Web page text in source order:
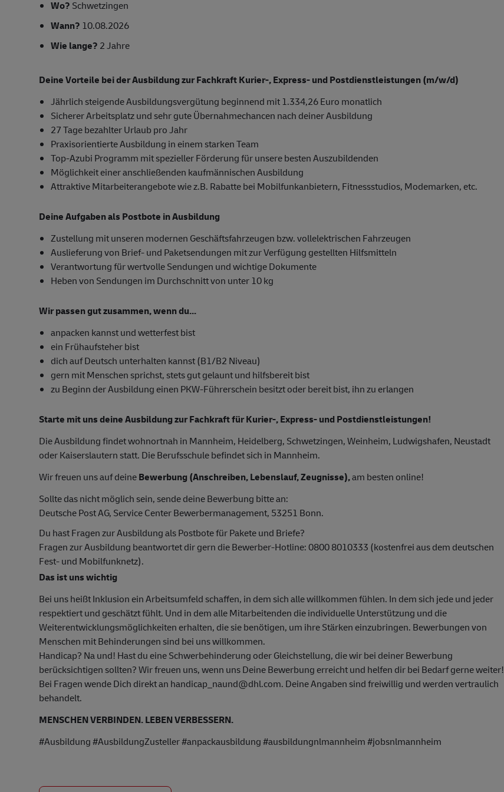
Wo? Schwetzingen
Wann? 10.08.2026
Wie lange? 2 Jahre
Deine Vorteile bei der Ausbildung zur Fachkraft Kurier-, Express- und Postdienstleistungen (m/w/d)
Jährlich steigende Ausbildungsvergütung beginnend mit 1.334,26 Euro monatlich
Sicherer Arbeitsplatz und sehr gute Übernahmechancen nach deiner Ausbildung
27 Tage bezahlter Urlaub pro Jahr
Praxisorientierte Ausbildung in einem starken Team
Top-Azubi Programm mit spezieller Förderung für unsere besten Auszubildenden
Möglichkeit einer anschließenden kaufmännischen Ausbildung
Attraktive Mitarbeiterangebote wie z.B. Rabatte bei Mobilfunkanbietern, Fitnessstudios, Modemarken, etc.
Deine Aufgaben als Postbote in Ausbildung
Zustellung mit unseren modernen Geschäftsfahrzeugen bzw. vollelektrischen Fahrzeugen
Auslieferung von Brief- und Paketsendungen mit zur Verfügung gestellten Hilfsmitteln
Verantwortung für wertvolle Sendungen und wichtige Dokumente
Heben von Sendungen im Durchschnitt von unter 10 kg
Wir passen gut zusammen, wenn du...
anpacken kannst und wetterfest bist
ein Frühaufsteher bist
dich auf Deutsch unterhalten kannst (B1/B2 Niveau)
gern mit Menschen sprichst, stets gut gelaunt und hilfsbereit bist
zu Beginn der Ausbildung einen PKW-Führerschein besitzt oder bereit bist, ihn zu erlangen
Starte mit uns deine Ausbildung zur Fachkraft für Kurier-, Express- und Postdienstleistungen!
Die Ausbildung findet wohnortnah in Mannheim, Heidelberg, Schwetzingen, Weinheim, Ludwigshafen, Neustadt
oder Kaiserslautern statt. Die Berufsschule befindet sich in Mannheim.
Wir freuen uns auf deineBewerbung (Anschreiben, Lebenslauf, Zeugnisse),am besten online!
Sollte das nicht möglich sein, sende deine Bewerbung bitte an:
Deutsche Post AG, Service Center Bewerbermanagement, 53251 Bonn.
Du hast Fragen zur Ausbildung als Postbote für Pakete und Briefe?
Fragen zur Ausbildung beantwortet dir gern die Bewerber-Hotline: 0800 8010333 (kostenfrei aus dem deutschen
Fest- und Mobilfunknetz).
Das ist uns wichtig
Bei uns heißt Inklusion ein Arbeitsumfeld schaffen, in dem sich alle willkommen fühlen. In dem sich jede und jeder
respektiert und geschätzt fühlt. Und in dem alle Mitarbeitenden die individuelle Unterstützung und die
Weiterentwicklungsmöglichkeiten erhalten, die sie benötigen, um ihre Stärken einzubringen. Bewerbungen von
Menschen mit Behinderungen sind bei uns willkommen.
Handicap? Na und! Hast du eine Schwerbehinderung oder Gleichstellung, die wir bei deiner Bewerbung
berücksichtigen sollten? Wir freuen uns, wenn uns Deine Bewerbung erreicht und helfen dir bei Bedarf gerne weiter!
Bei Fragen wende Dich direkt an handicap_naund@dhl.com. Deine Angaben sind freiwillig und werden vertraulich
behandelt.
MENSCHEN VERBINDEN. LEBEN VERBESSERN.
#Ausbildung #AusbildungZusteller #anpackausbildung #ausbildungnlmannheim #jobsnlmannheim